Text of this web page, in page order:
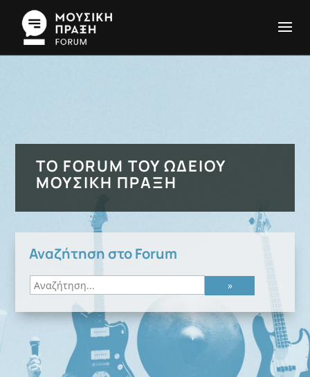
ΤΟ FORUM ΤΟΥ ΩΔΕΊΟΥ
ΜΟΥΣΙΚΉ ΠΡΆΞΗ
Αναζήτηση στο Forum